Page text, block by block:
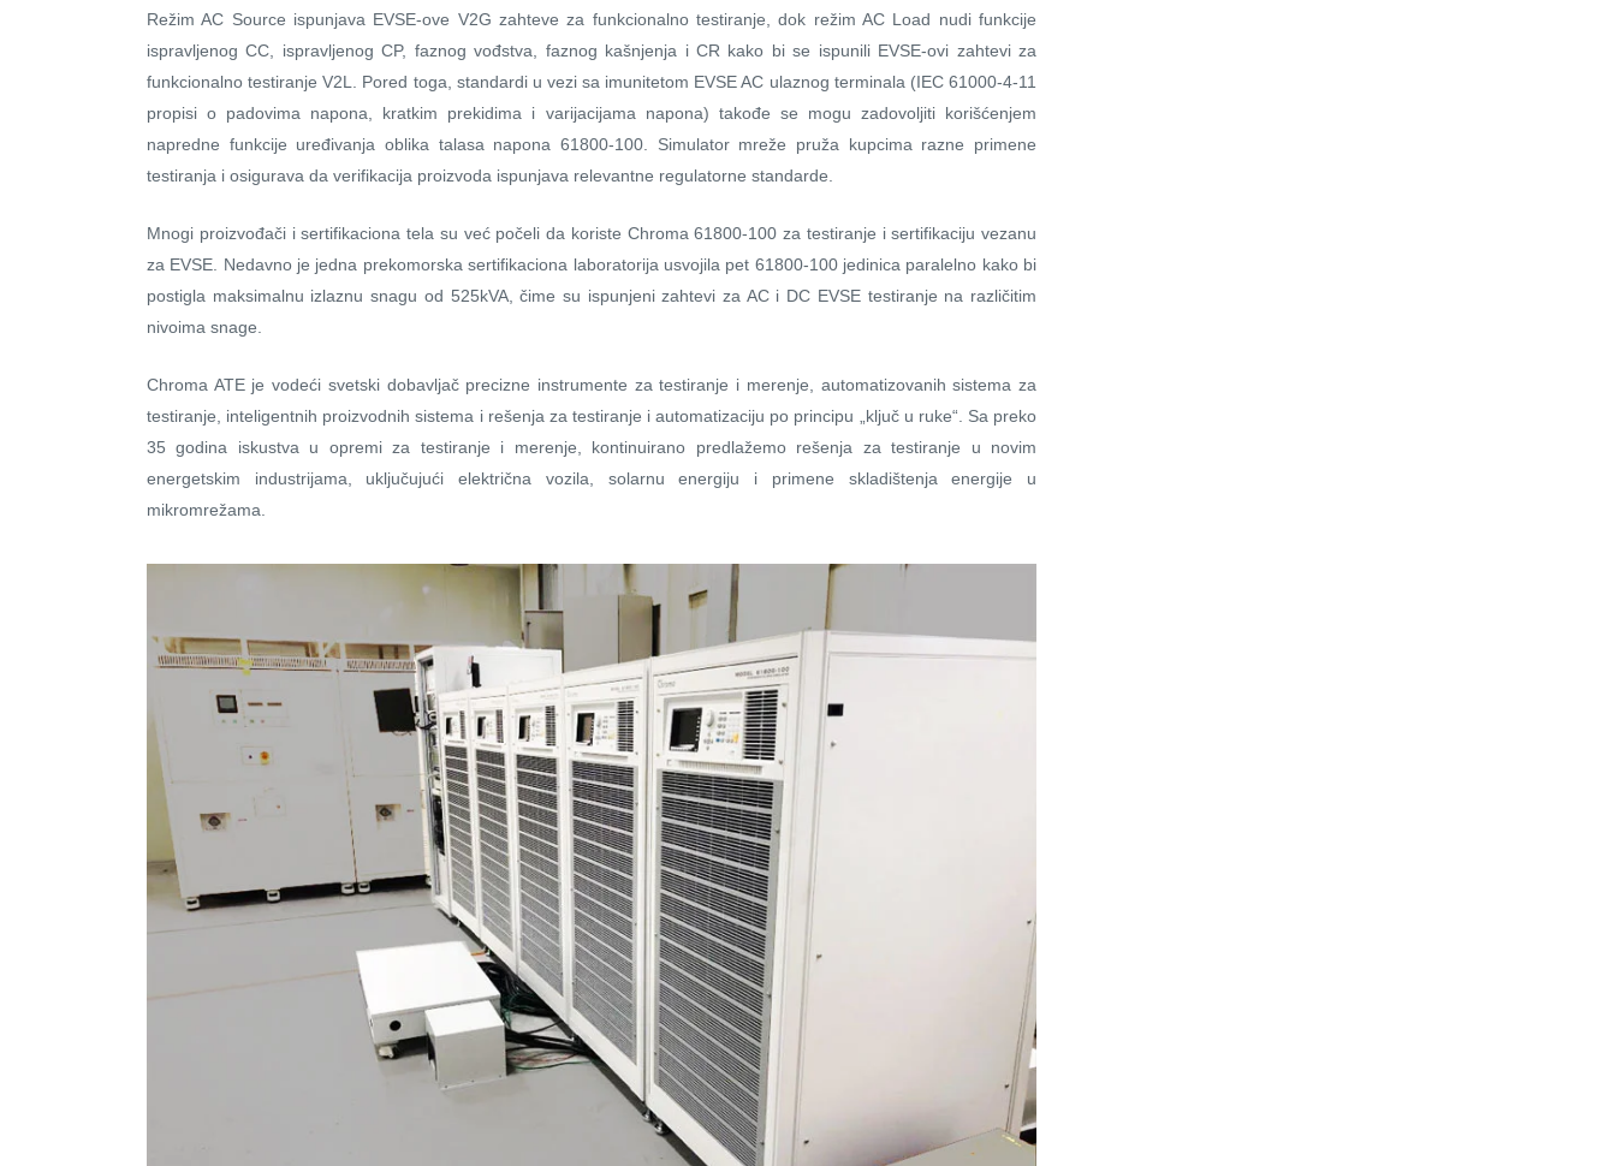
Režim AC Source ispunjava EVSE-ove V2G zahteve za funkcionalno testiranje, dok režim AC Load nudi funkcije
ispravljenog CC, ispravljenog CP, faznog vođstva, faznog kašnjenja i CR kako bi se ispunili EVSE-ovi zahtevi za
funkcionalno testiranje V2L. Pored toga, standardi u vezi sa imunitetom EVSE AC ulaznog terminala (IEC 61000-4-11
propisi o padovima napona, kratkim prekidima i varijacijama napona) takođe se mogu zadovoljiti korišćenjem
napredne funkcije uređivanja oblika talasa napona 61800-100. Simulator mreže pruža kupcima razne primene
testiranja i osigurava da verifikacija proizvoda ispunjava relevantne regulatorne standarde.
Mnogi proizvođači i sertifikaciona tela su već počeli da koriste Chroma 61800-100 za testiranje i sertifikaciju vezanu
za EVSE. Nedavno je jedna prekomorska sertifikaciona laboratorija usvojila pet 61800-100 jedinica paralelno kako bi
postigla maksimalnu izlaznu snagu od 525kVA, čime su ispunjeni zahtevi za AC i DC EVSE testiranje na različitim
nivoima snage.
Chroma ATE je vodeći svetski dobavljač precizne instrumente za testiranje i merenje, automatizovanih sistema za
testiranje, inteligentnih proizvodnih sistema i rešenja za testiranje i automatizaciju po principu „ključ u ruke“. Sa preko
35 godina iskustva u opremi za testiranje i merenje, kontinuirano predlažemo rešenja za testiranje u novim
energetskim industrijama, uključujući električna vozila, solarnu energiju i primene skladištenja energije u
mikromrežama.